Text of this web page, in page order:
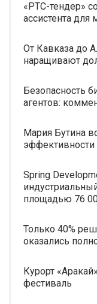
«РТС-тендер»
ассистента для
От Кавказа до
наращивают
Безопасность
агентов:
Мария Бутина
эффективности
Spring
площадью 76
Только 40%
оказались
Курорт
фестиваль